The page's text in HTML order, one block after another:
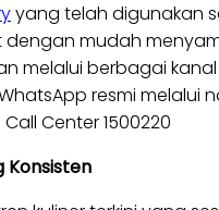
yang telah digunakan
mudah
melalui berbagai
resmi melalui
Center 1500220
Konsisten